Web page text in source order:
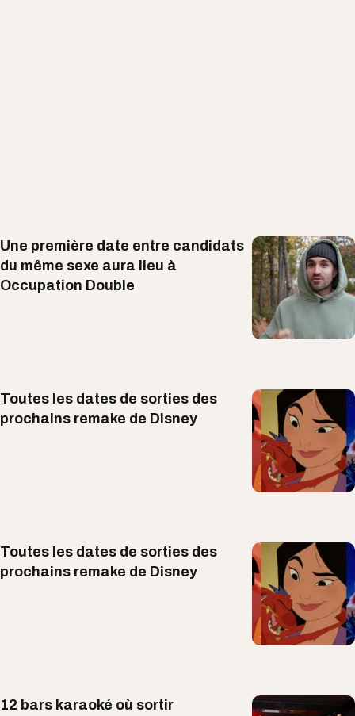
Une première date entre candidats
du même sexe aura lieu à
Occupation Double
Toutes les dates de sorties des
prochains remake de Disney
Toutes les dates de sorties des
prochains remake de Disney
12 bars karaoké où sortir